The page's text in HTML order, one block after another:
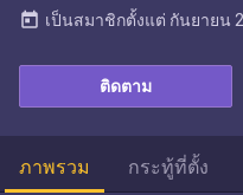
ติดตาม
today เป็นสมาชิกตั้งแต่ กันยายน
ภาพรวม กระทู้ที่ตั้ง